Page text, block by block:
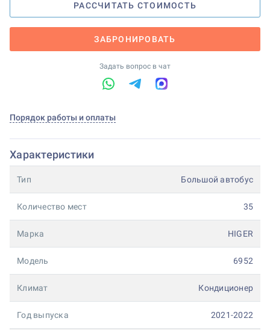
РАССЧИТАТЬ СТОИМОСТЬ
ЗАБРОНИРОВАТЬ
Задать вопрос в чат
Порядок работы и оплаты
Характеристики
Тип Большой автобус
Количество мест 35
Марка HIGER
Модель 6952
Климат Кондиционер
Год выпуска 2021-2022